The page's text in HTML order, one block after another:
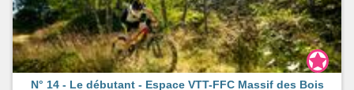
N° 14 - Le débutant - Espace VTT-FFC Massif des Bois